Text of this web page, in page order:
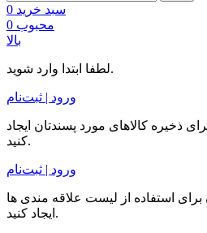
سبد خرید 0
محبوب 0
بالا
لطفا ابتدا وارد شوید.
ورود | ثبت‌نام
ذخیره کالاهای مورد پسندتان ایجاد
کنید.
ورود | ثبت‌نام
استفاده از لیست علاقه مندی ها
ایجاد کنید.